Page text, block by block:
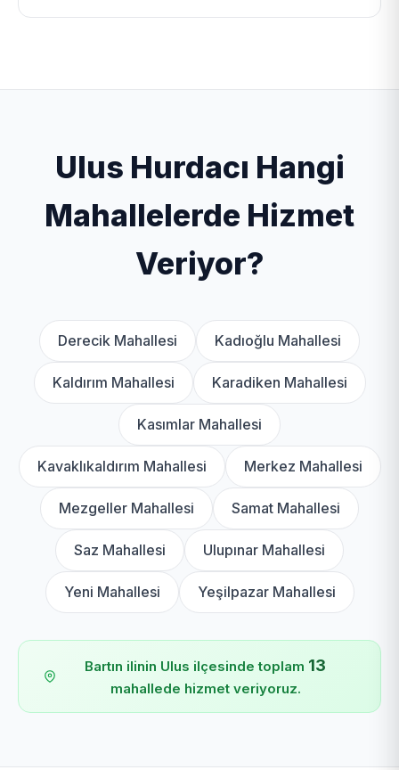
fiyatlar ile değerinde almakta ve geri dönüşüme
ödeme ve hızlı havale/EFT yöntemi ile çalışmaktadır.
Ulus Hurdacı Hangi
Mahallelerde Hizmet
Veriyor?
Derecik Mahallesi Kadıoğlu Mahallesi
Kaldırım Mahallesi Karadiken Mahallesi
Kasımlar Mahallesi
Kavaklıkaldırım Mahallesi Merkez Mahallesi
Mezgeller Mahallesi Samat Mahallesi
Saz Mahallesi Ulupınar Mahallesi
Yeni Mahallesi Yeşilpazar Mahallesi
Bartın ilinin Ulus ilçesinde toplam 13
mahallede hizmet veriyoruz.